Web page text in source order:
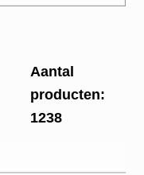
Aantal
producten:
1238